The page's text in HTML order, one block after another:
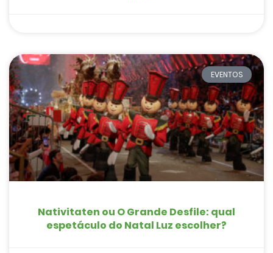
EVENTOS
Nativitaten ou O Grande Desfile: qual
espetáculo do Natal Luz escolher?